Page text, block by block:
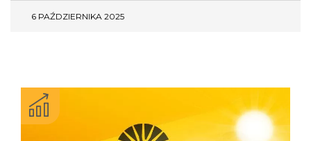
6 PAŹDZIERNIKA 2025